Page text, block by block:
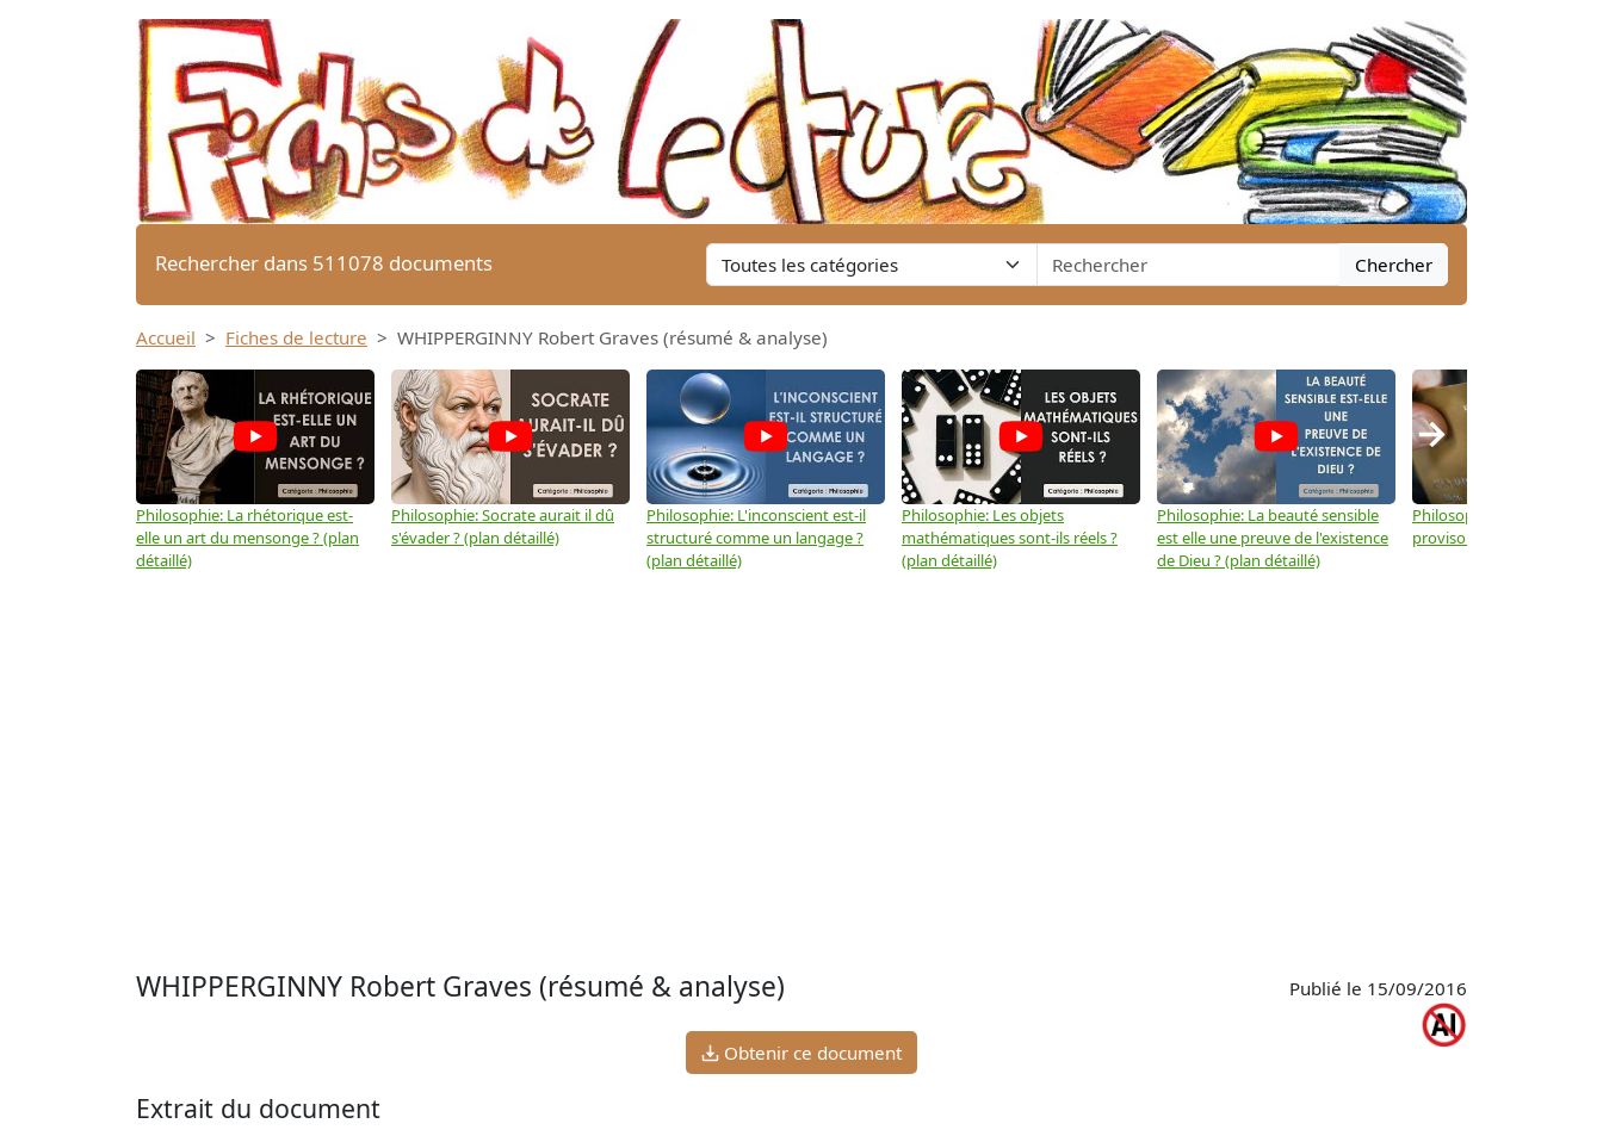
Rechercher dans 511078 documents Chercher
Accueil Fiches de lecture WHIPPERGINNY Robert Graves (résumé & analyse)
Philosophie: La rhétorique est-
elle un art du mensonge ? (plan
détaillé)
Philosophie: Socrate aurait il dû
s'évader ? (plan détaillé)
Philosophie: L'inconscient est-il
structuré comme un langage ?
(plan détaillé)
Philosophie: Les objets
mathématiques sont-ils réels ?
(plan détaillé)
Philosophie: La beauté sensible
est elle une preuve de l'existence
de Dieu ? (plan détaillé)
Philosophie: Le
provisoire ? (plan détaillé)
→
WHIPPERGINNY Robert Graves (résumé & analyse) Publié le 15/09/2016
Obtenir ce document
Extrait du document